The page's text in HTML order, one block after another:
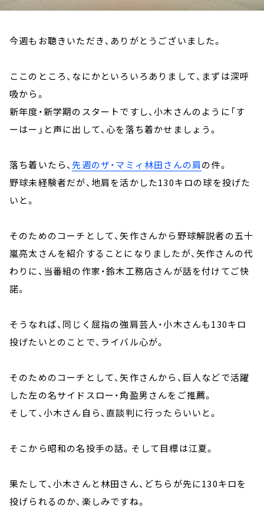
今週もお聴きいただき、ありがとうございました。
ここのところ、なにかといろいろありまして、まずは深呼
吸から。
新年度・新学期のスタートですし、小木さんのように「す
ーはー」と声に出して、心を落ち着かせましょう。
落ち着いたら、 先週のザ・マミィ林田さんの肩の件。
野球未経験者だが、地肩を活かした130キロの球を投げた
いと。
そのためのコーチとして、矢作さんから野球解説者の五十
嵐亮太さんを紹介することになりましたが、矢作さんの代
わりに、当番組の作家・鈴木工務店さんが話を付けてご快
諾。
そうなれば、同じく屈指の強肩芸人・小木さんも130キロ
投げたいとのことで、ライバル心が。
そのためのコーチとして、矢作さんから、巨人などで活躍
した左の名サイドスロー・角盈男さんをご推薦。
そして、小木さん自ら、直談判に行ったらいいと。
そこから昭和の名投手の話。そして目標は江夏。
果たして、小木さんと林田さん、どちらが先に130キロを
投げられるのか、楽しみですね。